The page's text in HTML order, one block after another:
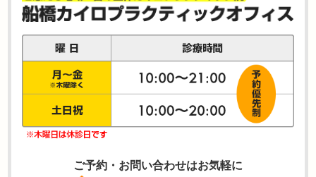
ご予約・お問い合わせはお気軽に